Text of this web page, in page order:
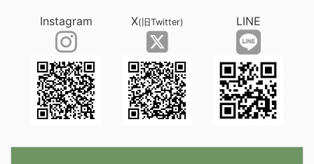
Instagram X(旧Twitter) LINE